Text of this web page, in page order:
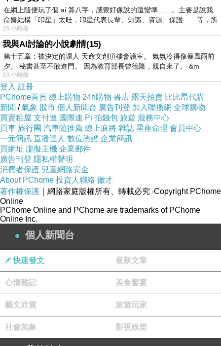
上一篇：「信願念佛」—印光大師文鈔菁華錄
下一篇： 「信願念佛」—印光大師文鈔菁華錄
在網上隨便玩了個 ai 算八字，感覺好像說的還蠻準……。主要是說我
命盤結構「印星」太旺，印星代表長輩、知識、資源、保護……等，所
15 小時前
我與AI討論的小說劇情(15)
第十五章：被決定的壞人 天命文創頂樓會議室。 氣氛冷得像暴風雨前
夕。 秘書甚至不敢進門。 因為教育部長曾德隆，親自來了。 &m
23 小時前
登入 註冊
PChome首頁 線上購物 24h購物 書店 露天拍賣 比比昂代購
新聞 /氣象 股市 個人新聞台 廣告刊登 加入聯播網 全球購物
買賣租屋 支付連 國際連 Pi 拍錢包 旅遊 服務中心
買車 旅行團 汽車險推薦 線上麻將 雜誌 星座命理 會員中心
一元簡訊 直播達人 數位憑證 企業簡訊
買網址 虛擬主機 企業郵件
廣告刊登 隱私權聲明
消費者保護 兒童網路安全
About PChome 投資人聯絡 徵才
著作權保護 ｜網路家庭版權所有、轉載必究 ‧Copyright PChome
Online
PChome Online and PChome are trademarks of PChome
Online Inc.
個人新聞台
快速發文 最新文章
心情雜記 美食饗宴
藝文欣賞 旅遊玩家
社會萬象 影視娛樂